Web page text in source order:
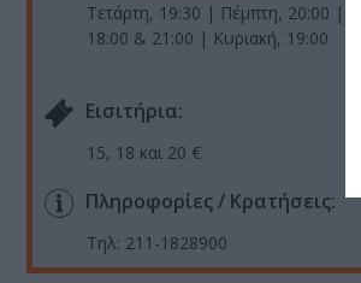
Τετάρτη, 19:30 | Πέμπτη, 20:00 |
18:00 & 21:00 | Κυριακή, 19:00
Eισιτήρια:
15, 18 και 20 €
Πληροφορίες / Κρατήσεις:
Τηλ: 211-1828900